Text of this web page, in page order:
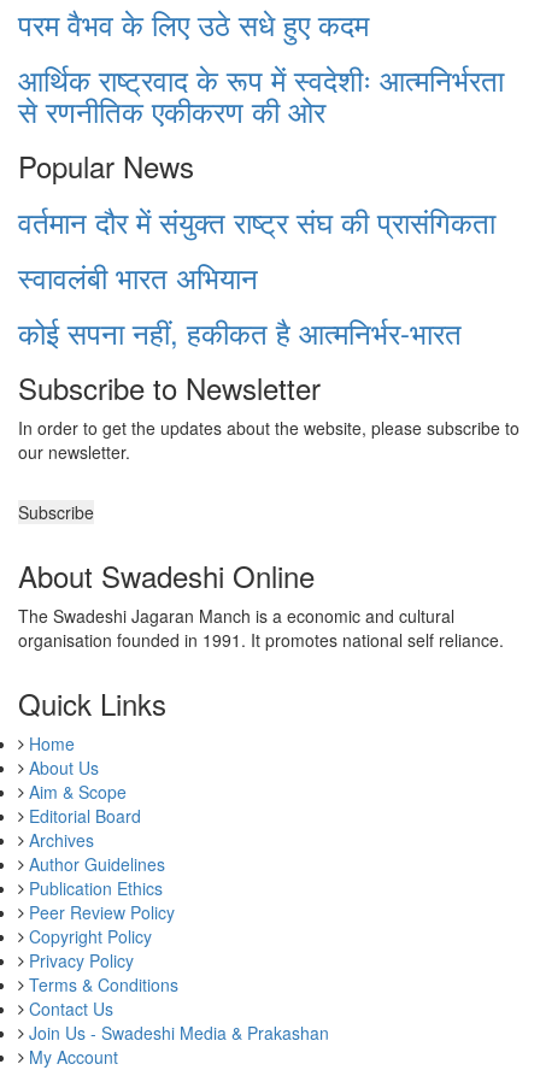
परम वैभव के लिए उठे सधे हुए कदम
आर्थिक राष्ट्रवाद के रूप में स्वदेशीः आत्मनिर्भरता
से रणनीतिक एकीकरण की ओर
Popular News
वर्तमान दौर में संयुक्त राष्ट्र संघ की प्रासंगिकता
स्वावलंबी भारत अभियान
कोई सपना नहीं, हकीकत है आत्मनिर्भर-भारत
Subscribe to Newsletter
In order to get the updates about the website, please subscribe to
our newsletter.
About Swadeshi Online
The Swadeshi Jagaran Manch is a economic and cultural
organisation founded in 1991. It promotes national self reliance.
Quick Links
Home
About Us
Aim & Scope
Editorial Board
Archives
Author Guidelines
Publication Ethics
Peer Review Policy
Copyright Policy
Privacy Policy
Terms & Conditions
Contact Us
Join Us - Swadeshi Media & Prakashan
My Account